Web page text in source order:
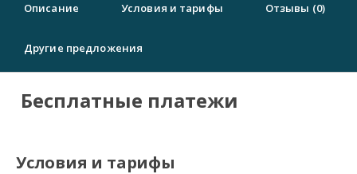
Описание Условия и тарифы Отзывы (0)
Другие предложения
Бесплатные платежи
Условия и тарифы